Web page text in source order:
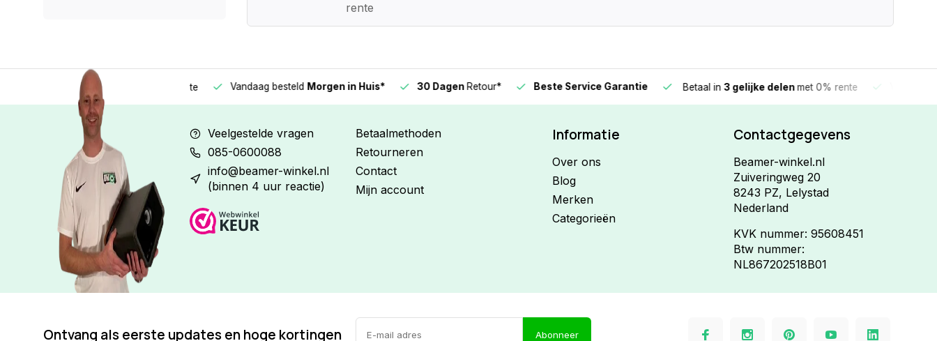
rente
3 gelijke delen Vandaag besteldMorgen in Huis* 30 DagenRetour* Beste Service Garantie Betaal in3 gelijke delenmet 0% rente Vandaag
Veelgestelde vragen
085-0600088
info@beamer-winkel.nl
(binnen 4 uur reactie)
Betaalmethoden
Retourneren
Contact
Mijn account
Informatie
Over ons
Blog
Merken
Categorieën
Contactgegevens
Beamer-winkel.nl
Zuiveringweg 20
8243 PZ, Lelystad
Nederland
KVK nummer: 95608451
Btw nummer:
NL867202518B01
Ontvang als eerste updates en hoge kortingen Abonneer